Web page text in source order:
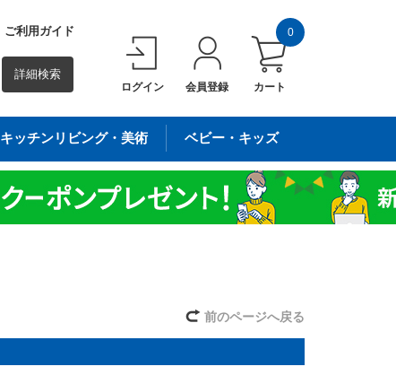
詳細検索
ご利用ガイド
ログイン 会員登録 カート
0
キッチンリビング・美術 ベビー・キッズ
前のページへ戻る